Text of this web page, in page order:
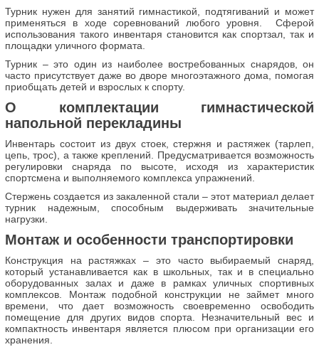
Турник нужен для занятий гимнастикой, подтягиваний и может
применяться в ходе соревнований любого уровня. Сферой
использования такого инвентаря становится как спортзал, так и
площадки уличного формата.
Турник – это один из наиболее востребованных снарядов, он
часто присутствует даже во дворе многоэтажного дома, помогая
приобщать детей и взрослых к спорту.
О комплектации гимнастической
напольной перекладины
Инвентарь состоит из двух стоек, стержня и растяжек (тарлеп,
цепь, трос), а также креплений. Предусматривается возможность
регулировки снаряда по высоте, исходя из характеристик
спортсмена и выполняемого комплекса упражнений.
Стержень создается из закаленной стали – этот материал делает
турник надежным, способным выдерживать значительные
нагрузки.
Монтаж и особенности транспортировки
Конструкция на растяжках – это часто выбираемый снаряд,
который устанавливается как в школьных, так и в специально
оборудованных залах и даже в рамках уличных спортивных
комплексов. Монтаж подобной конструкции не займет много
времени, что дает возможность своевременно освободить
помещение для других видов спорта. Незначительный вес и
компактность инвентаря является плюсом при организации его
хранения.